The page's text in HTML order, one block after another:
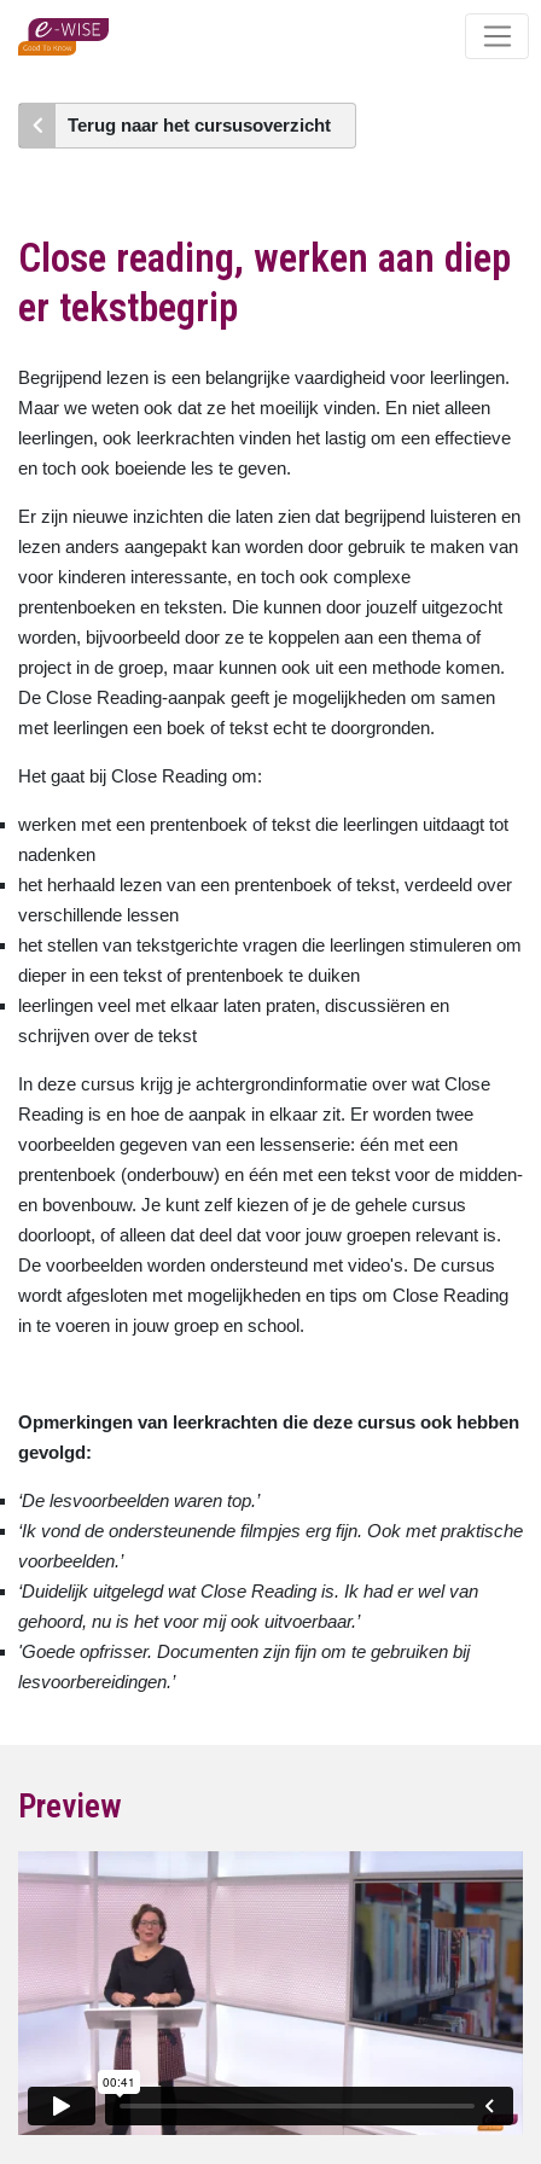
Skip
content
Terug naar het cursusoverzicht
Close reading, werken aan diep
er tekstbegrip
Begrijpend lezen is een belangrijke vaardigheid voor leerlingen.
Maar we weten ook dat ze het moeilijk vinden. En niet alleen
leerlingen, ook leerkrachten vinden het lastig om een effectieve
en toch ook boeiende les te geven.
Er zijn nieuwe inzichten die laten zien dat begrijpend luisteren en
lezen anders aangepakt kan worden door gebruik te maken van
voor kinderen interessante, en toch ook complexe
prentenboeken en teksten. Die kunnen door jouzelf uitgezocht
worden, bijvoorbeeld door ze te koppelen aan een thema of
project in de groep, maar kunnen ook uit een methode komen.
De Close Reading-aanpak geeft je mogelijkheden om samen
met leerlingen een boek of tekst echt te doorgronden.
Het gaat bij Close Reading om:
werken met een prentenboek of tekst die leerlingen uitdaagt tot
nadenken
het herhaald lezen van een prentenboek of tekst, verdeeld over
verschillende lessen
het stellen van tekstgerichte vragen die leerlingen stimuleren om
dieper in een tekst of prentenboek te duiken
leerlingen veel met elkaar laten praten, discussiëren en
schrijven over de tekst
In deze cursus krijg je achtergrondinformatie over wat Close
Reading is en hoe de aanpak in elkaar zit. Er worden twee
voorbeelden gegeven van een lessenserie: één met een
prentenboek (onderbouw) en één met een tekst voor de midden-
en bovenbouw. Je kunt zelf kiezen of je de gehele cursus
doorloopt, of alleen dat deel dat voor jouw groepen relevant is.
De voorbeelden worden ondersteund met video's. De cursus
wordt afgesloten met mogelijkheden en tips om Close Reading
in te voeren in jouw groep en school.
Opmerkingen van leerkrachten die deze cursus ook hebben
gevolgd:
‘De lesvoorbeelden waren top.’
‘Ik vond de ondersteunende filmpjes erg fijn. Ook met praktische
voorbeelden.’
‘Duidelijk uitgelegd wat Close Reading is. Ik had er wel van
gehoord, nu is het voor mij ook uitvoerbaar.’
'Goede opfrisser. Documenten zijn fijn om te gebruiken bij
lesvoorbereidingen.’
Preview